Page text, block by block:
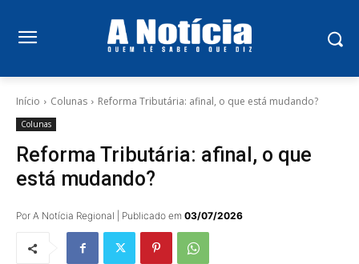
Início Colunas Reforma Tributária: afinal, o que está mudando?
Colunas
Reforma Tributária: afinal, o que
está mudando?
Por A Notícia Regional | Publicado em 03/07/2026